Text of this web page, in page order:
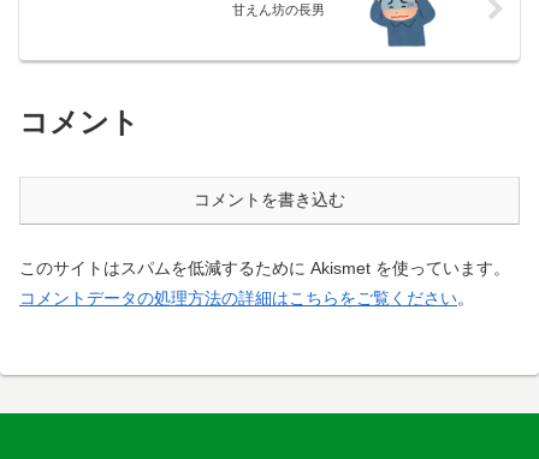
甘えん坊の長男
コメント
コメントを書き込む
このサイトはスパムを低減するために Akismet を使っています。
コメントデータの処理方法の詳細はこちらをご覧ください。